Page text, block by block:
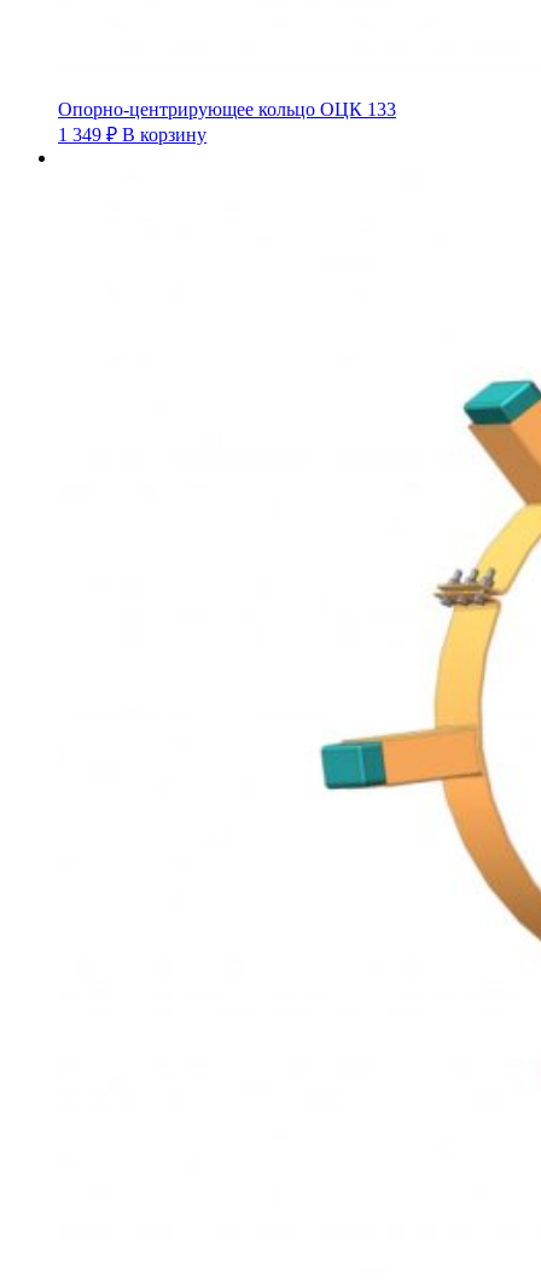
Опорно-центрирующее кольцо ОЦК 133
1 349 ₽ В корзину